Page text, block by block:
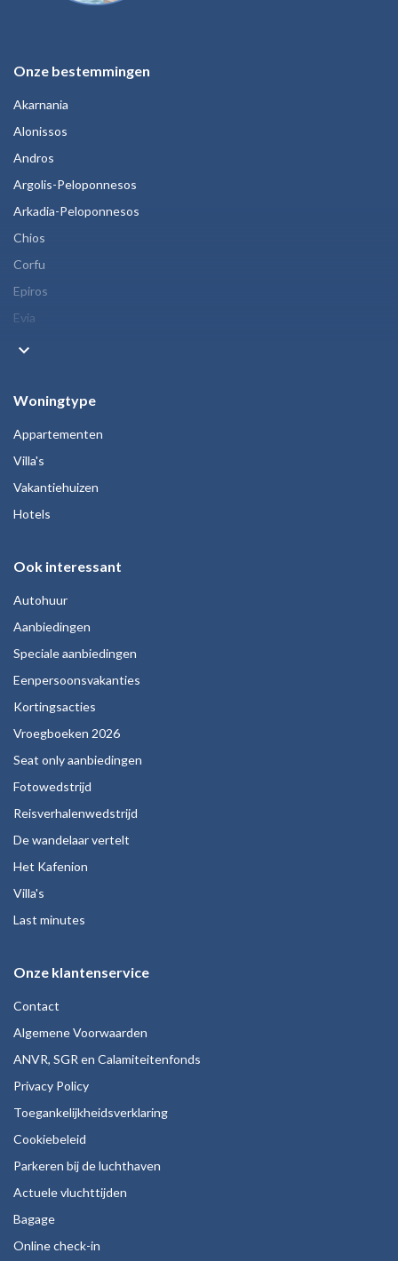
Onze bestemmingen
Akarnania
Alonissos
Andros
Argolis-Peloponnesos
Arkadia-Peloponnesos
Chios
Corfu
Epiros
Evia
keyboard_arrow_down
Woningtype
Appartementen
Villa's
Vakantiehuizen
Hotels
Ook interessant
Autohuur
Aanbiedingen
Speciale aanbiedingen
Eenpersoonsvakanties
Kortingsacties
Vroegboeken 2026
Seat only aanbiedingen
Fotowedstrijd
Reisverhalenwedstrijd
De wandelaar vertelt
Het Kafenion
Villa's
Last minutes
Onze klantenservice
Contact
Algemene Voorwaarden
ANVR, SGR en Calamiteitenfonds
Privacy Policy
Toegankelijkheidsverklaring
Cookiebeleid
Parkeren bij de luchthaven
Actuele vluchttijden
Bagage
Online check-in